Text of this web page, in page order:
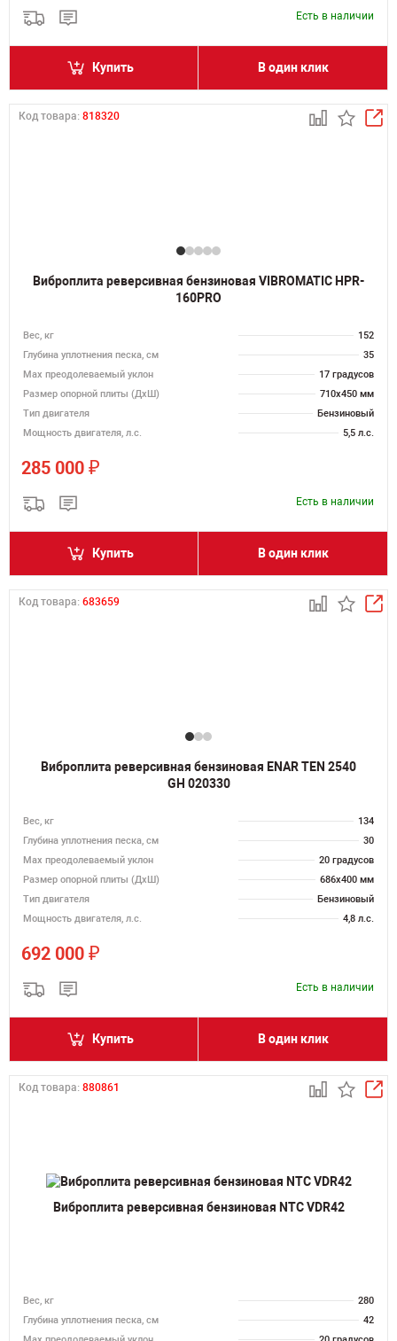
Есть в наличии
Купить В один клик
Код товара: 818320
Виброплита реверсивная бензиновая VIBROMATIC HPR-
160PRO
Вес, кг
152
Глубина уплотнения песка, см
35
Max преодолеваемый уклон
17 градусов
Размер опорной плиты (ДхШ)
710х450 мм
Тип двигателя
Бензиновый
Мощность двигателя, л.с.
5,5 л.с.
285 000 ₽
Есть в наличии
Купить В один клик
Код товара: 683659
Виброплита реверсивная бензиновая ENAR TEN 2540
GH 020330
Вес, кг
134
Глубина уплотнения песка, см
30
Max преодолеваемый уклон
20 градусов
Размер опорной плиты (ДхШ)
686х400 мм
Тип двигателя
Бензиновый
Мощность двигателя, л.с.
4,8 л.с.
692 000 ₽
Есть в наличии
Купить В один клик
Код товара: 880861
Виброплита реверсивная бензиновая NTC VDR42
Вес, кг
280
Глубина уплотнения песка, см
42